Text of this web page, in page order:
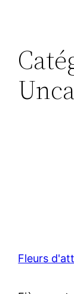
Fleurs